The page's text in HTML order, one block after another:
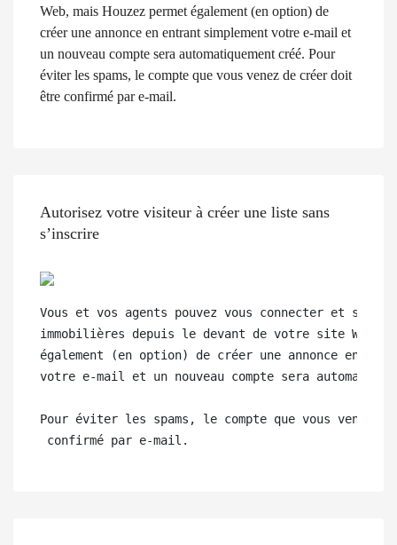
Web, mais Houzez permet également (en option) de
créer une annonce en entrant simplement votre e-mail et
un nouveau compte sera automatiquement créé. Pour
éviter les spams, le compte que vous venez de créer doit
être confirmé par e-mail.
Autorisez votre visiteur à créer une liste sans
s’inscrire
Vous et vos agents pouvez vous connecter et
immobilières depuis le devant de votre site Web,
également (en option) de créer une annonce en
votre e-mail et un nouveau compte sera
Pour éviter les spams, le compte que vous venez
confirmé par e-mail.